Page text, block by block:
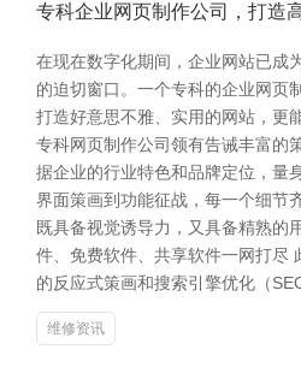
专科企业网页制作公司，打造
在现在数字化期间，企业网站已成
的迫切窗口。一个专科的企业网页
打造好意思不雅、实用的网站，更
专科网页制作公司领有告诫丰富的
据企业的行业特色和品牌定位，量
界面策画到功能征战，每一个细节
既具备视觉诱导力，又具备精熟的
件、免费软件、共享软件一网打尽
的反应式策画和搜索引擎优化（
维修资讯